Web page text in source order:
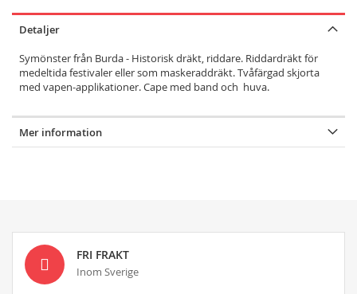
Detaljer
Symönster från Burda - Historisk dräkt, riddare. Riddardräkt för
medeltida festivaler eller som maskeraddräkt. Tvåfärgad skjorta
med vapen-applikationer. Cape med band och huva.
Mer information
FRI FRAKT
Inom Sverige